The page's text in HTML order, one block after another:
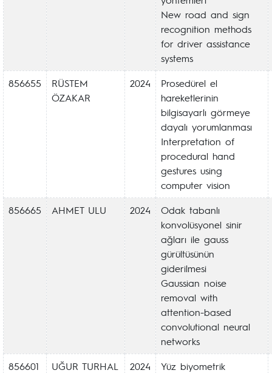
New road and sign
recognition methods
for driver assistance
systems
856655
RÜSTEM
ÖZAKAR
2024
Prosedürel el
hareketlerinin
bilgisayarlı görmeye
dayalı yorumlanması
Interpretation of
procedural hand
gestures using
computer vision
856665
AHMET ULU 2024
Odak tabanlı
konvolüsyonel sinir
ağları ile gauss
gürültüsünün
giderilmesi
Gaussian noise
removal with
attention-based
convolutional neural
networks
856601
UĞUR TURHAL 2024
Yüz biyometrik